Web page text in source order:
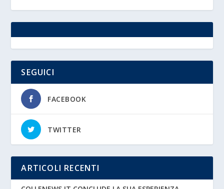
SEGUICI
FACEBOOK
TWITTER
ARTICOLI RECENTI